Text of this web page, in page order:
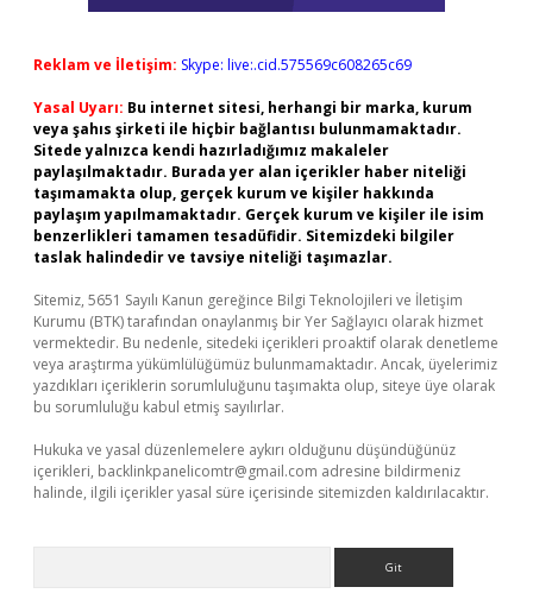
Reklam ve İletişim: Skype: live:.cid.575569c608265c69
Yasal Uyarı: Bu internet sitesi, herhangi bir marka, kurum
veya şahıs şirketi ile hiçbir bağlantısı bulunmamaktadır.
Sitede yalnızca kendi hazırladığımız makaleler
paylaşılmaktadır. Burada yer alan içerikler haber niteliği
taşımamakta olup, gerçek kurum ve kişiler hakkında
paylaşım yapılmamaktadır. Gerçek kurum ve kişiler ile isim
benzerlikleri tamamen tesadüfidir. Sitemizdeki bilgiler
taslak halindedir ve tavsiye niteliği taşımazlar.
Sitemiz, 5651 Sayılı Kanun gereğince Bilgi Teknolojileri ve İletişim
Kurumu (BTK) tarafından onaylanmış bir Yer Sağlayıcı olarak hizmet
vermektedir. Bu nedenle, sitedeki içerikleri proaktif olarak denetleme
veya araştırma yükümlülüğümüz bulunmamaktadır. Ancak, üyelerimiz
yazdıkları içeriklerin sorumluluğunu taşımakta olup, siteye üye olarak
bu sorumluluğu kabul etmiş sayılırlar.
Hukuka ve yasal düzenlemelere aykırı olduğunu düşündüğünüz
içerikleri, backlinkpanelicomtr@gmail.com adresine bildirmeniz
halinde, ilgili içerikler yasal süre içerisinde sitemizden kaldırılacaktır.